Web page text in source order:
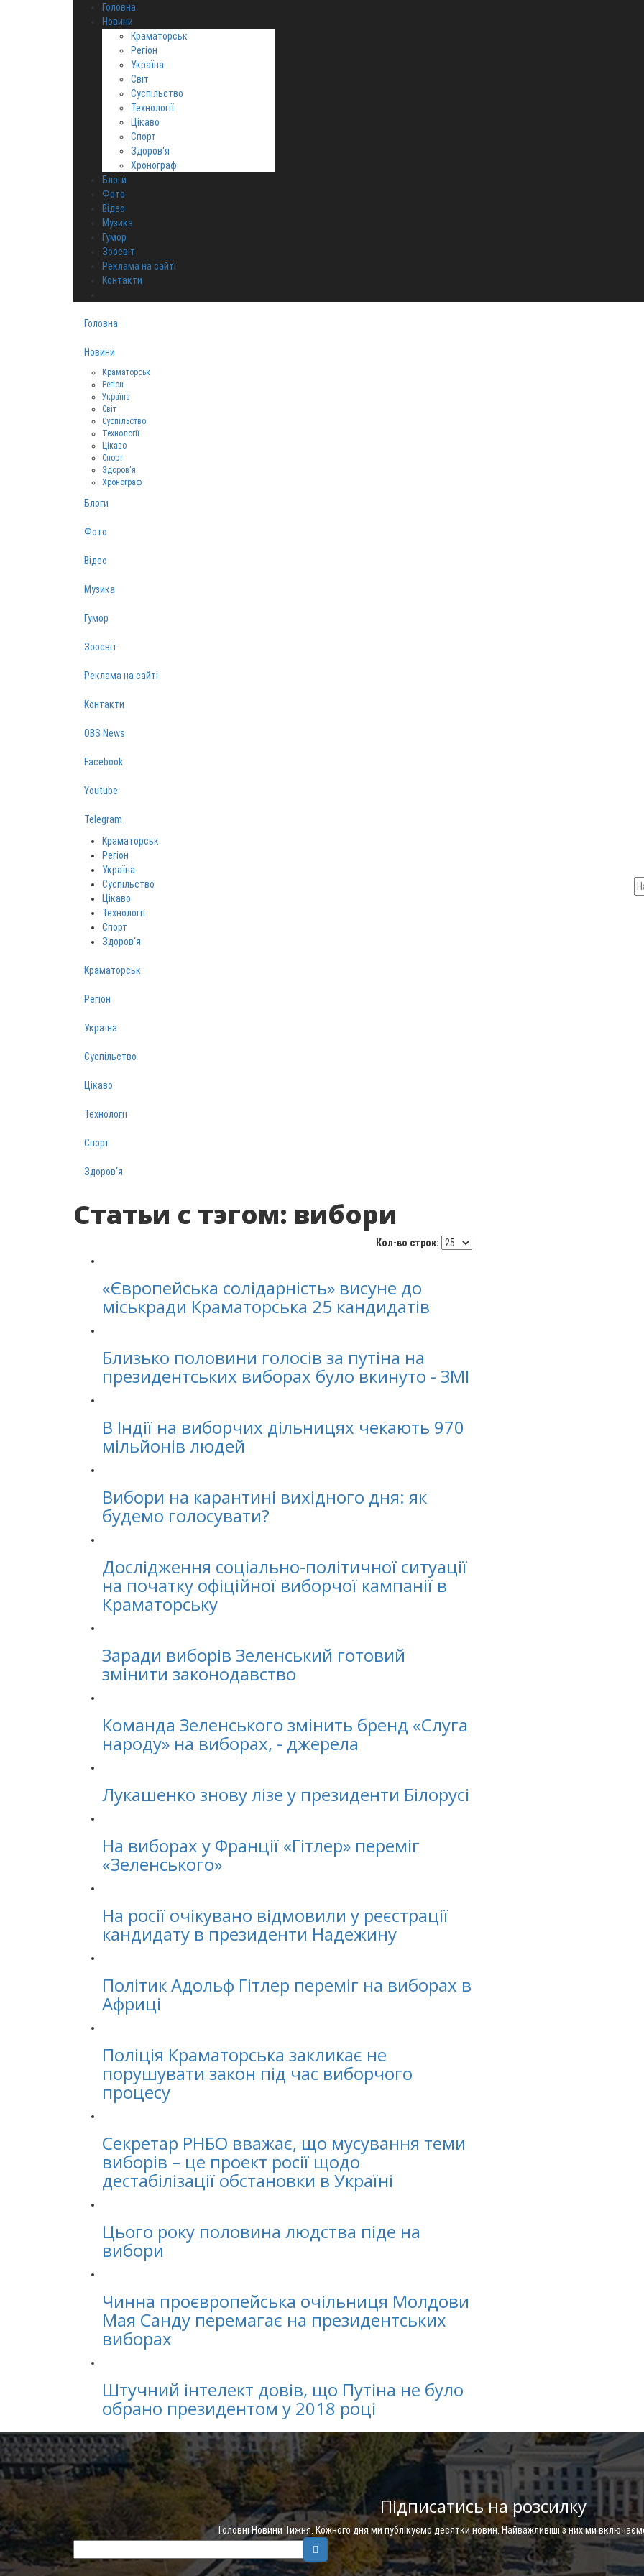
Головна
Новини
Краматорськ
Регіон
Україна
Світ
Суспільство
Технології
Цікаво
Спорт
Здоров‘я
Хронограф
Блоги
Фото
Відео
Музика
Гумор
Зоосвіт
Реклама на сайті
Контакти
Головна
Новини
Краматорськ
Регіон
Україна
Світ
Суспільство
Технології
Цікаво
Спорт
Здоров‘я
Хронограф
Блоги
Фото
Відео
Музика
Гумор
Зоосвіт
Реклама на сайті
Контакти
OBS News
Facebook
Youtube
Telegram
Краматорськ
Регіон
Україна
Суспільство
Цікаво
Технології
Спорт
Здоров‘я
Краматорськ
Регіон
Україна
Суспільство
Цікаво
Технології
Спорт
Здоров‘я
Статьи с тэгом: вибори
Кол-во строк:
«Європейська солідарність» висуне до
міськради Краматорська 25 кандидатів
Близько половини голосів за путіна на
президентських виборах було вкинуто - ЗМІ
В Індії на виборчих дільницях чекають 970
мільйонів людей
Вибори на карантині вихідного дня: як
будемо голосувати?
Дослідження соціально-політичної ситуації
на початку офіційної виборчої кампанії в
Краматорську
Заради виборів Зеленський готовий
змінити законодавство
Команда Зеленського змінить бренд «Слуга
народу» на виборах, - джерела
Лукашенко знову лізе у президенти Білорусі
На виборах у Франції «Гітлер» переміг
«Зеленського»
На росії очікувано відмовили у реєстрації
кандидату в президенти Надежину
Політик Адольф Гітлер переміг на виборах в
Африці
Поліція Краматорська закликає не
порушувати закон під час виборчого
процесу
Секретар РНБО вважає, що мусування теми
виборів – це проект росії щодо
дестабілізації обстановки в Україні
Цього року половина людства піде на
вибори
Чинна проєвропейська очільниця Молдови
Мая Санду перемагає на президентських
виборах
Штучний інтелект довів, що Путіна не було
обрано президентом у 2018 році
Підписатись на розсилку
Головні Новини Тижня. Кожного дня ми публікуємо десятки новин. Найважливіші з них ми